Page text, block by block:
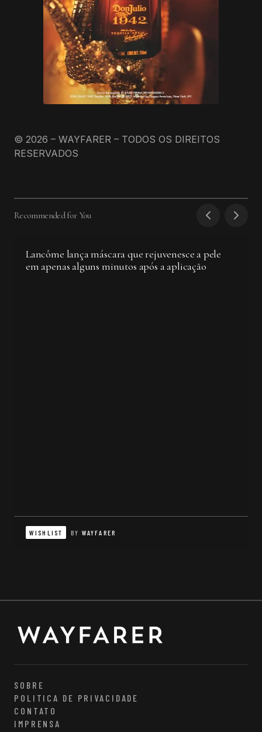
© 2026 – WAYFARER – TODOS OS DIREITOS
RESERVADOS
Recommended for You
Lancôme lança máscara que rejuvenesce a pele
em apenas alguns minutos após a aplicação
WISHLIST BY WAYFARER
SOBRE
POLITICA DE PRIVACIDADE
CONTATO
IMPRENSA